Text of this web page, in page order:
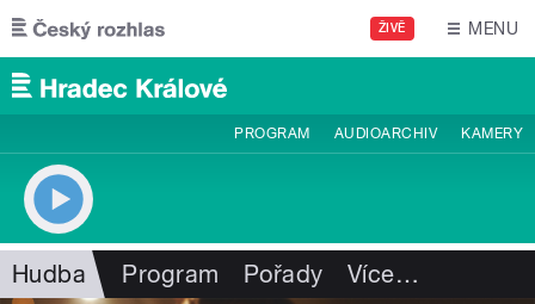
Přejít k hlavnímu obsahu
ŽIVĚ MENU
PROGRAM AUDIOARCHIV KAMERY
Hudba Program Pořady Více…